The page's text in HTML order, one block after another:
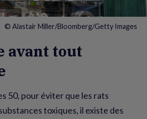
avant tout
50, pour éviter que les rats
toxiques, il existe des
© Alastair Miller/Bloomberg/Getty Images